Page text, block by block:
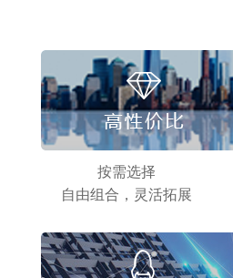
按需选择
自由组合，灵活拓展